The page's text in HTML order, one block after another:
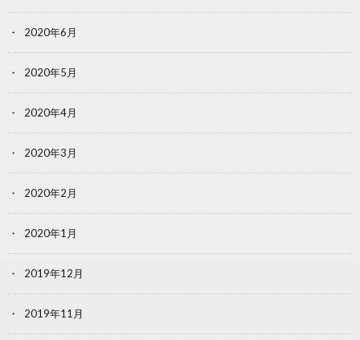
2020年6月
2020年5月
2020年4月
2020年3月
2020年2月
2020年1月
2019年12月
2019年11月